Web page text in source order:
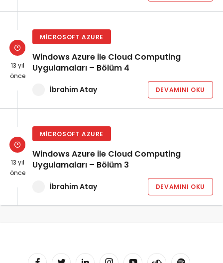
13 yıl
önce
MICROSOFT AZURE
Windows Azure ile Cloud Computing
Uygulamaları – Bölüm 4
İbrahim Atay DEVAMINI OKU
13 yıl
önce
MICROSOFT AZURE
Windows Azure ile Cloud Computing
Uygulamaları – Bölüm 3
İbrahim Atay DEVAMINI OKU